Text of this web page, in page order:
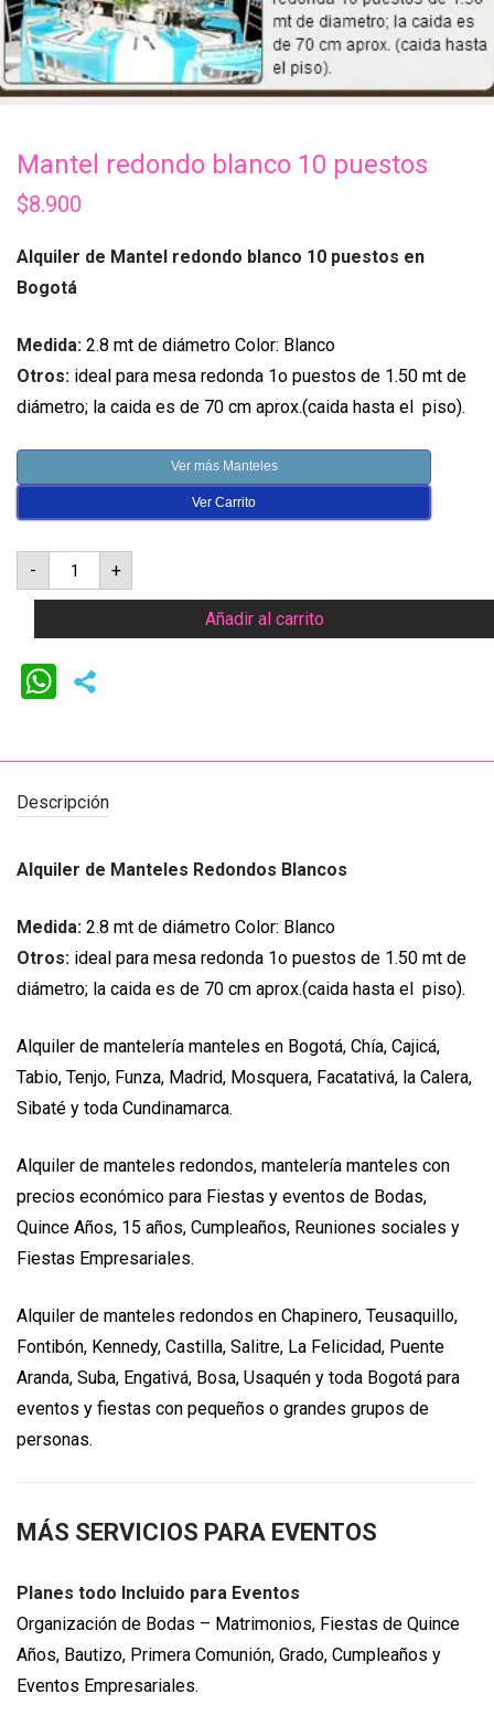
Mantel redondo blanco 10 puestos
$8.900
Alquiler de Mantel redondo blanco 10 puestos en
Bogotá
Medida: 2.8 mt de diámetro Color: Blanco
Otros: ideal para mesa redonda 1o puestos de 1.50 mt de
diámetro; la caida es de 70 cm aprox.(caida hasta el piso).
Ver más Manteles
Ver Carrito
-
Mantel
redondo
blanco
10
cantidad
+
Añadir al carrito
WhatsApp
Descripción
Alquiler de Manteles Redondos Blancos
Medida: 2.8 mt de diámetro Color: Blanco
Otros: ideal para mesa redonda 1o puestos de 1.50 mt de
diámetro; la caida es de 70 cm aprox.(caida hasta el piso).
Alquiler de mantelería manteles en Bogotá, Chía, Cajicá,
Tabio, Tenjo, Funza, Madrid, Mosquera, Facatativá, la Calera,
Sibaté y toda Cundinamarca.
Alquiler de manteles redondos, mantelería manteles con
precios económico para Fiestas y eventos de Bodas,
Quince Años, 15 años, Cumpleaños, Reuniones sociales y
Fiestas Empresariales.
Alquiler de manteles redondos en Chapinero, Teusaquillo,
Fontibón, Kennedy, Castilla, Salitre, La Felicidad, Puente
Aranda, Suba, Engativá, Bosa, Usaquén y toda Bogotá para
eventos y fiestas con pequeños o grandes grupos de
personas.
MÁS SERVICIOS PARA EVENTOS
Planes todo Incluido para Eventos
Organización de Bodas – Matrimonios, Fiestas de Quince
Años, Bautizo, Primera Comunión, Grado, Cumpleaños y
Eventos Empresariales.